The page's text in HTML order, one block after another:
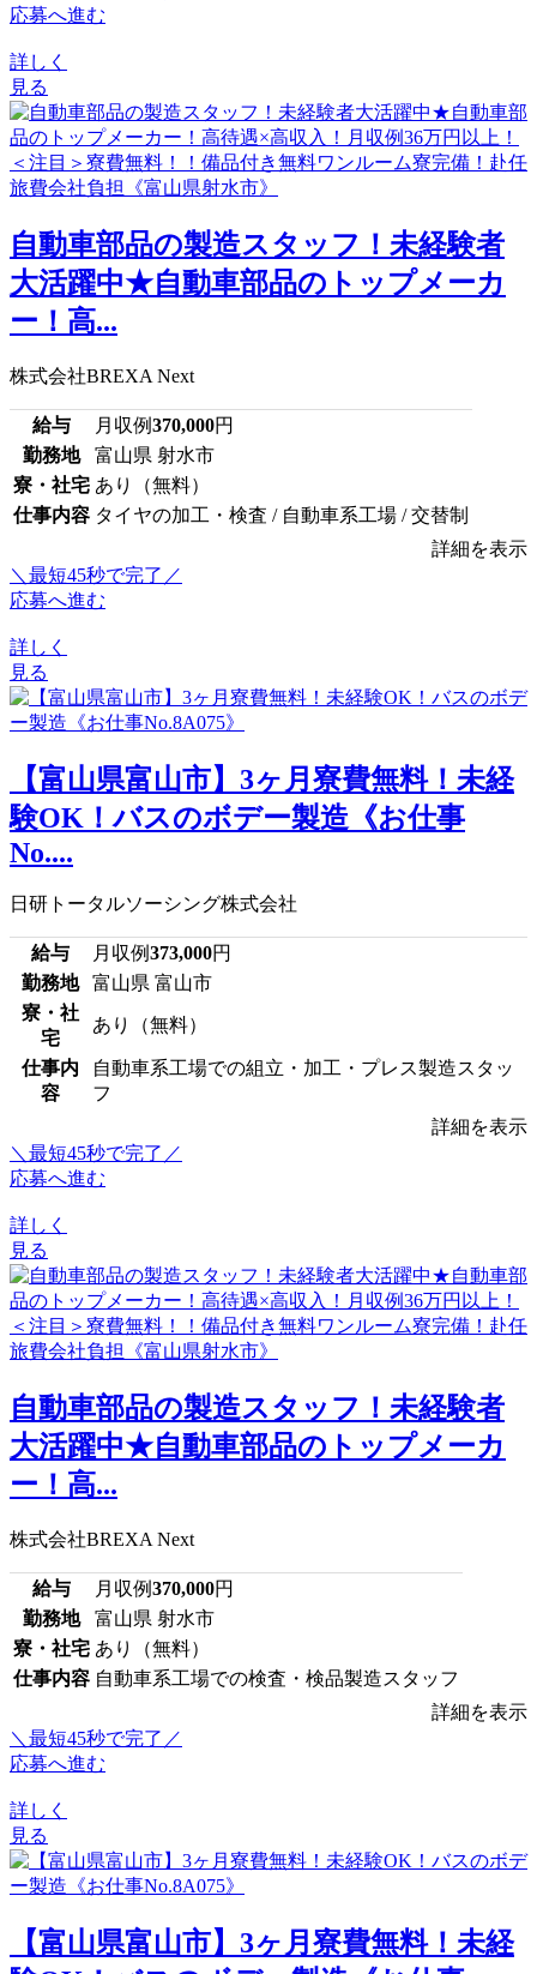
応募へ進む
詳しく
見る
自動車部品の製造スタッフ！未経験者
大活躍中★自動車部品のトップメーカ
ー！高...
株式会社BREXA Next
給与 月収例370,000円
勤務地
富山県 射水市
寮・社宅 あり（無料）
仕事内容 タイヤの加工・検査 / 自動車系工場 / 交替制
詳細を表示
＼最短45秒で完了／
応募へ進む
詳しく
見る
【富山県富山市】3ヶ月寮費無料！未経
験OK！バスのボデー製造《お仕事
No....
日研トータルソーシング株式会社
給与 月収例373,000円
勤務地
富山県 富山市
寮・社
宅
あり（無料）
仕事内
容
自動車系工場での組立・加工・プレス製造スタッ
フ
詳細を表示
＼最短45秒で完了／
応募へ進む
詳しく
見る
自動車部品の製造スタッフ！未経験者
大活躍中★自動車部品のトップメーカ
ー！高...
株式会社BREXA Next
給与 月収例370,000円
勤務地
富山県 射水市
寮・社宅 あり（無料）
仕事内容 自動車系工場での検査・検品製造スタッフ
詳細を表示
＼最短45秒で完了／
応募へ進む
詳しく
見る
【富山県富山市】3ヶ月寮費無料！未経